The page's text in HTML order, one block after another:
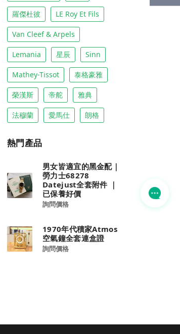
羅傑杜彼 LE Roy Et Fils
Van Cleef & Arpels
Lemania 星辰 Sinn
Mathey-Tissot 泰格豪雅
榮漢斯 帝舵 雅典
法穆蘭 愛馬仕 朗格
熱門產品
男女皆適宜的黑金配｜
勞力士68278
Datejust全套附件 ｜
已保養好價
詢問價格
1970年代積家Atmos
空氣鐘全套連盒證
詢問價格